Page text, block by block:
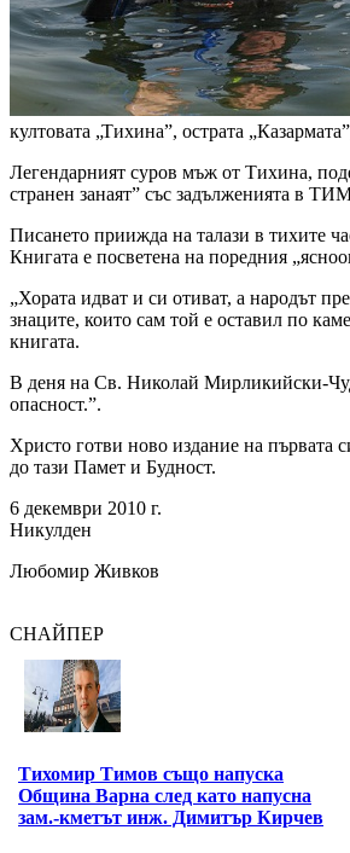
култовата „Тихина”, острата
Легендарният суров мъж от Тихина,
странен занаят” със задълженията в
Писането приижда на талази в тихите
Книгата е посветена на поредния
„Хората идват и си отиват, а народът
знаците, които сам той е оставил по
книгата.
В деня на Св. Николай Мирликийски-
опасност.”.
Христо готви ново издание на първата
до тази Памет и Будност.
6 декември 2010 г.
Никулден
Любомир Живков
СНАЙПЕР
Тихомир Тимов също напуска
Община Варна след като напусна
зам.-кметът инж. Димитър Кирчев